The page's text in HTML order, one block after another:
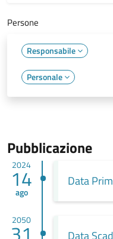
Persone
Responsabile
Personale
Pubblicazione
2024
14
ago
Data
2050
Data